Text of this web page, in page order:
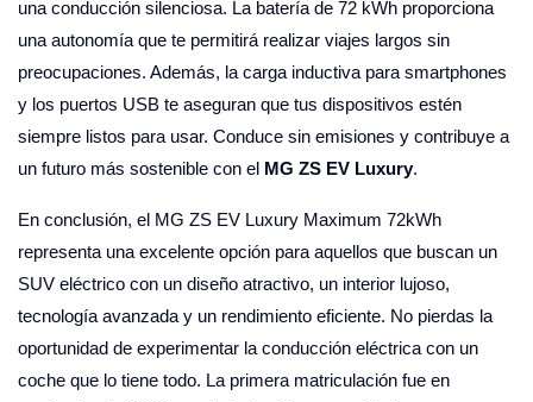
una conducción silenciosa. La batería de 72 kWh proporciona
una autonomía que te permitirá realizar viajes largos sin
preocupaciones. Además, la carga inductiva para smartphones
y los puertos USB te aseguran que tus dispositivos estén
siempre listos para usar. Conduce sin emisiones y contribuye a
un futuro más sostenible con el MG ZS EV Luxury.
En conclusión, el MG ZS EV Luxury Maximum 72kWh
representa una excelente opción para aquellos que buscan un
SUV eléctrico con un diseño atractivo, un interior lujoso,
tecnología avanzada y un rendimiento eficiente. No pierdas la
oportunidad de experimentar la conducción eléctrica con un
coche que lo tiene todo. La primera matriculación fue en